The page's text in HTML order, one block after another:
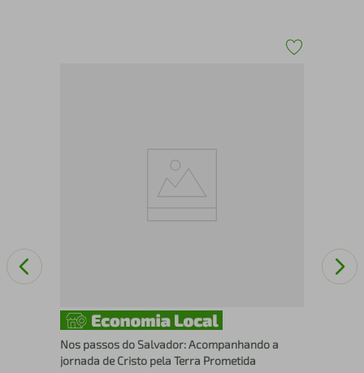
Nos passos do Salvador: Acompanhando a
jornada de Cristo pela Terra Prometida